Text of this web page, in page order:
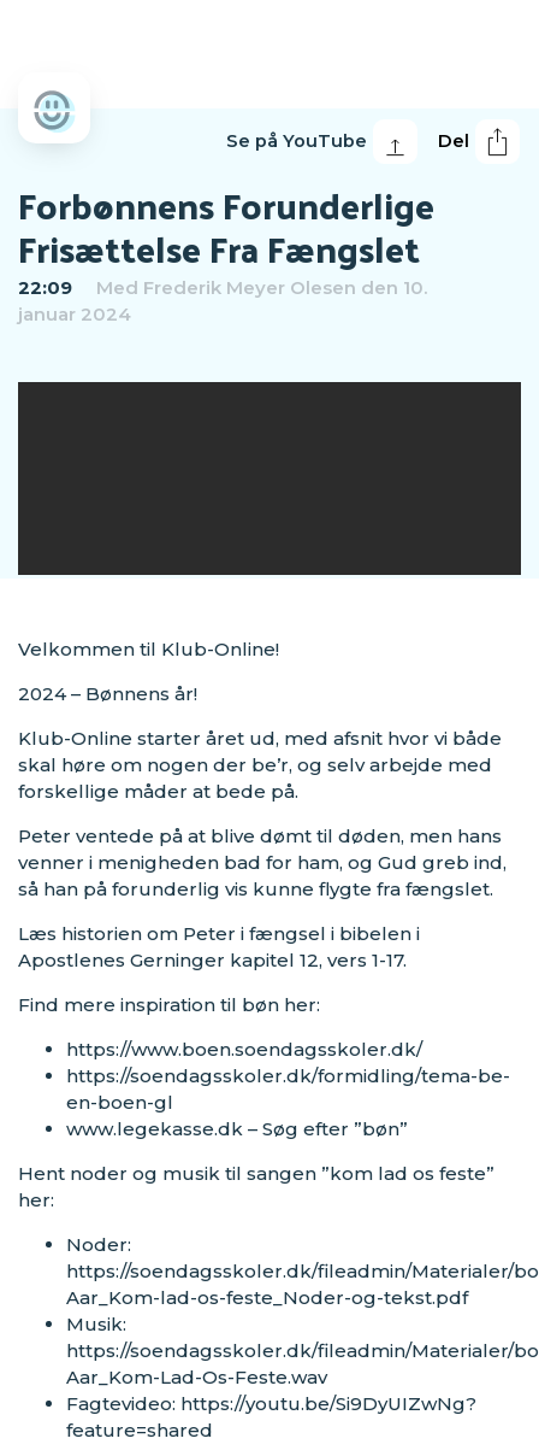
Del
Se på YouTube
Forbønnens Forunderlige
Frisættelse Fra Fængslet
22:09 Med Frederik Meyer Olesen den 10.
januar 2024
Velkommen til Klub-Online!
2024 – Bønnens år!
Klub-Online starter året ud, med afsnit hvor vi både
skal høre om nogen der be’r, og selv arbejde med
forskellige måder at bede på.
Peter ventede på at blive dømt til døden, men hans
venner i menigheden bad for ham, og Gud greb ind,
så han på forunderlig vis kunne flygte fra fængslet.
Læs historien om Peter i fængsel i bibelen i
Apostlenes Gerninger kapitel 12, vers 1-17.
Find mere inspiration til bøn her:
https://www.boen.soendagsskoler.dk/
https://soendagsskoler.dk/formidling/tema-be-
en-boen-gl
www.legekasse.dk – Søg efter ”bøn”
Hent noder og musik til sangen ”kom lad os feste”
her:
Noder:
https://soendagsskoler.dk/fileadmin/Materialer/
Aar_Kom-lad-os-feste_Noder-og-tekst.pdf
Musik:
https://soendagsskoler.dk/fileadmin/Materialer/
Aar_Kom-Lad-Os-Feste.wav
Fagtevideo: https://youtu.be/Si9DyUIZwNg?
feature=shared